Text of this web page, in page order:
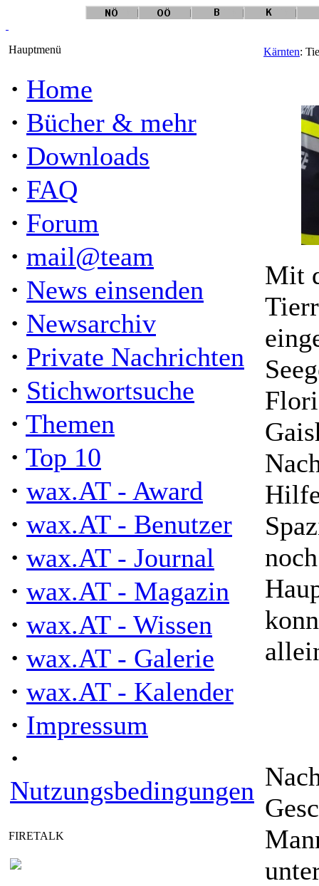
Hauptmenü
· Home
· Bücher & mehr
· Downloads
· FAQ
· Forum
· mail@team
· News einsenden
· Newsarchiv
· Private Nachrichten
· Stichwortsuche
· Themen
· Top 10
· wax.AT - Award
· wax.AT - Benutzer
· wax.AT - Journal
· wax.AT - Magazin
· wax.AT - Wissen
· wax.AT - Galerie
· wax.AT - Kalender
· Impressum
·
Nutzungsbedingungen
FIRETALK
Kärnten:
Mit